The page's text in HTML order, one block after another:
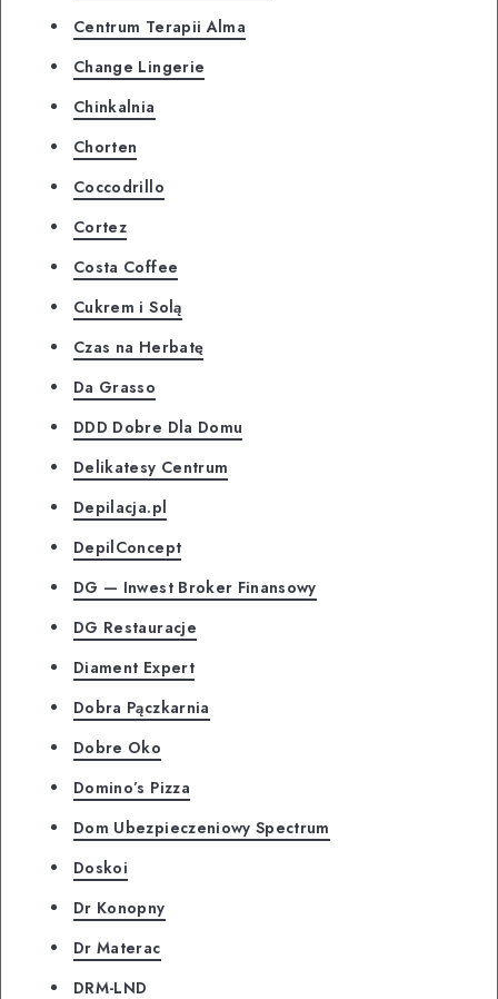
Centrum Terapii Alma
Change Lingerie
Chinkalnia
Chorten
Coccodrillo
Cortez
Costa Coffee
Cukrem i Solą
Czas na Herbatę
Da Grasso
DDD Dobre Dla Domu
Delikatesy Centrum
Depilacja.pl
DepilConcept
DG — Inwest Broker Finansowy
DG Restauracje
Diament Expert
Dobra Pączkarnia
Dobre Oko
Domino’s Pizza
Dom Ubezpieczeniowy Spectrum
Doskoi
Dr Konopny
Dr Materac
DRM-LND